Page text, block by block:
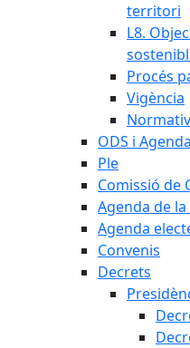
territori
L8.
Procés
Vigència
ODS i
Ple
Comissió de
Agenda de
Agenda
Convenis
Decrets